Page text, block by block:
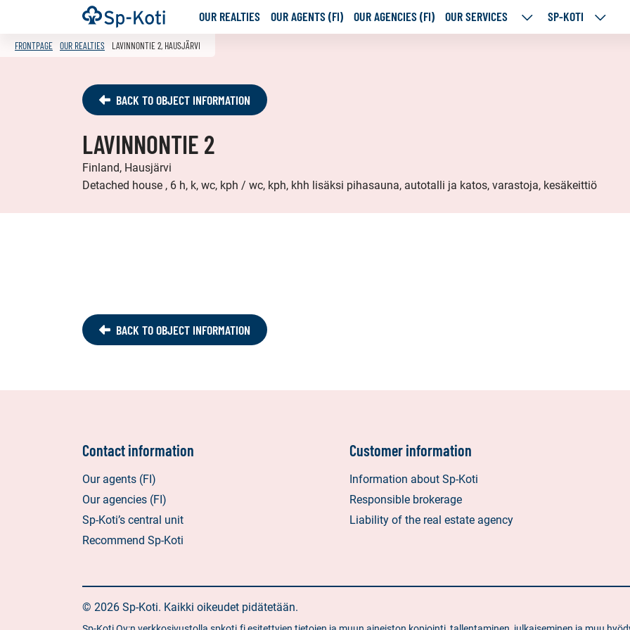
Go
to
content
Frontpage OUR REALTIES OUR AGENTS (FI) OUR AGENCIES (FI) OUR SERVICES
OUR
SP-KOTI
SP-
FRONTPAGE OUR REALTIES LAVINNONTIE 2, HAUSJÄRVI
BACK TO OBJECT INFORMATION
LAVINNONTIE 2
Finland, Hausjärvi
Detached house , 6 h, k, wc, kph / wc, kph, khh lisäksi pihasauna, autotalli ja katos, varastoja, kesäkeittiö
BACK TO OBJECT INFORMATION
Contact information
Our agents (FI)
Our agencies (FI)
Sp-Koti’s central unit
Recommend Sp-Koti
Customer information
Information about Sp-Koti
Responsible brokerage
Liability of the real estate agency
© 2026 Sp-Koti. Kaikki oikeudet pidätetään.